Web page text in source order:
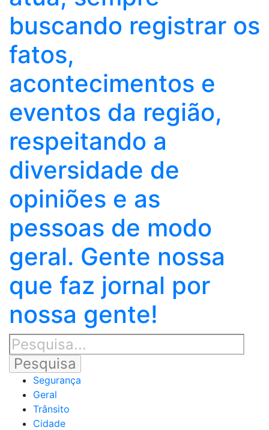
buscando registrar os
fatos,
acontecimentos e
eventos da região,
respeitando a
diversidade de
opiniões e as
pessoas de modo
geral. Gente nossa
que faz jornal por
nossa gente!
Segurança
Geral
Trânsito
Cidade